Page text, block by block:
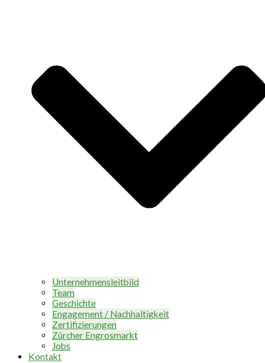
Unternehmensleitbild
Team
Geschichte
Engagement / Nachhaltigkeit
Zertifizierungen
Zürcher Engrosmarkt
Jobs
Kontakt